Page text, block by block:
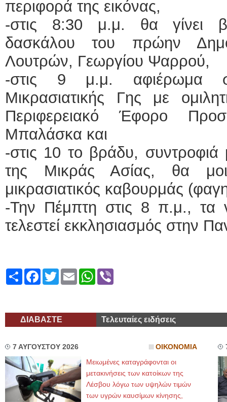
περιφορά της εικόνας,
-στις 8:30 μ.μ. θα γίνει
δασκάλου του πρώην
Λουτρών, Γεωργίου Ψαρρού,
-στις 9 μ.μ. αφιέρωμα
Μικρασιατικής Γης με
Περιφερειακό Έφορο
Μπαλάσκα και
-στις 10 το βράδυ, συντροφιά
της Μικράς Ασίας, θα
μικρασιατικός καβουρμάς
-Την Πέμπτη στις 8 π.μ., τα
τελεστεί εκκλησιασμός στην
ShareFacebook
TwitterEmailWhatsApp
ΔΙΑΒΑΣΤΕ Τελευταίες ειδήσεις
7 ΑΥΓΟΥΣΤΟΥ 2026 ΟΙΚΟΝΟΜΙΑ
Μειωμένες καταγράφονται οι
μετακινήσεις των κατοίκων της
Λέσβου λόγω των υψηλών τιμών
των υγρών καυσίμων κίνησης,